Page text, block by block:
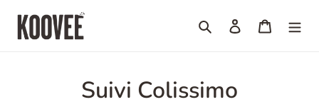
contenu
RechercherSe connecter
Panier
Suivi Colissimo